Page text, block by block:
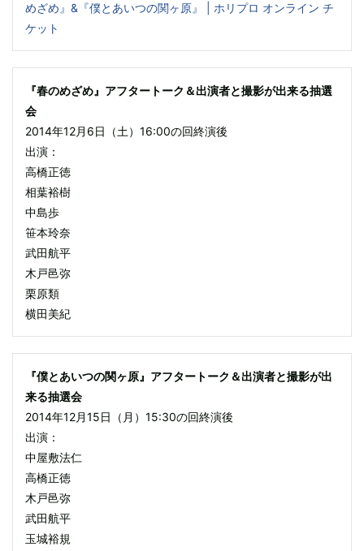
めざめ』&『僕とあいつの関ヶ原』 | ホリプロ オンライン チ
ケット
『春のめざめ』アフタートーク＆出演者と撮影が出来る抽選
会
2014年12月6日（土）16:00の回終演後
出演：
高橋正徳
相葉裕樹
中島歩
笹本玲奈
武田航平
木戸邑弥
栗原類
横田美紀
『僕とあいつの関ヶ原』アフタートーク＆出演者と撮影が出
来る抽選会
2014年12月15日（月）15:30の回終演後
出演：
中屋敷法仁
高橋正徳
木戸邑弥
武田航平
玉城裕規